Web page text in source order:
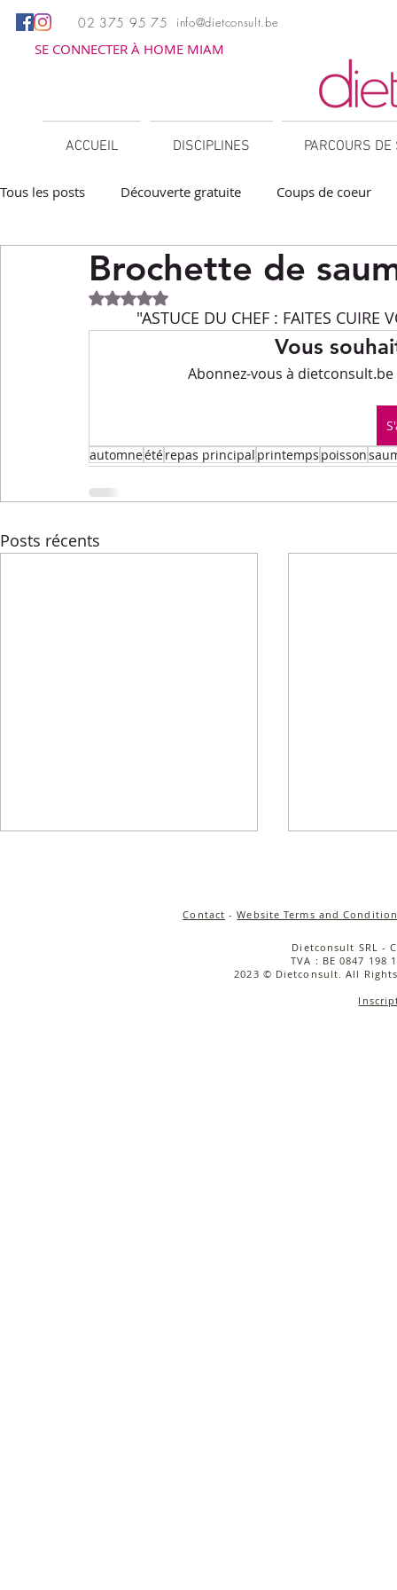
02 375 95 75 info@dietconsult.be
SE CONNECTER À HOME MIAM
ACCUEIL DISCIPLINES PARCOURS
Tous les posts Découverte gratuite Coups de coeur
Barbecue / Plancha Collations
Facile à réchauffer Family corner IG bas
Conseils diététiques
Brochette de
Noté NaN étoiles sur 5.
"ASTUCE DU CHEF : FAITES CUIRE
Vous
Abonnez-vous à
automneétérepas principal printemps poisson
Posts récents
Salade
Contact -Website Terms and
Dietconsult SRL -
TVA : BE 0847 198
2023 © Dietconsult. All